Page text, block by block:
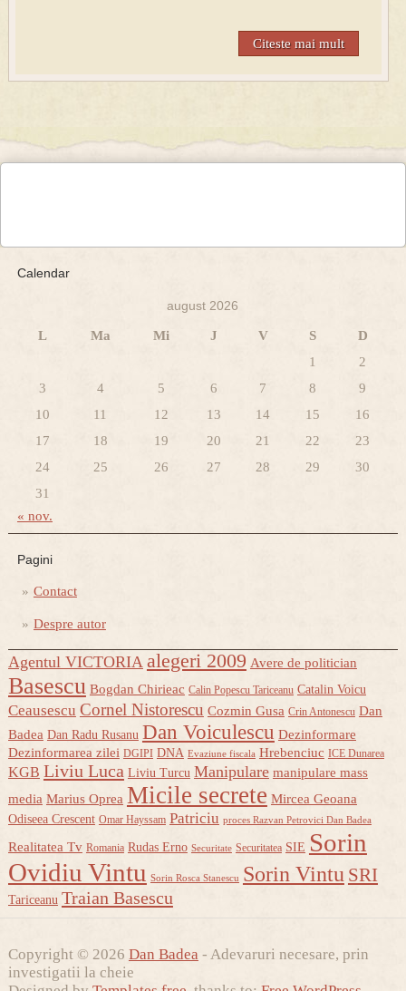
Citeste mai mult
Calendar
august 2026
L Ma Mi J V S
D
1
2
3
4 5 6 7 8
9
10
11 12 13 14 15
16
17
18 19 20 21 22
23
24
25 26 27 28 29
30
31
« nov.
Pagini
Contact
Despre autor
Agentul VICTORIA alegeri 2009 Avere de politician
Basescu Bogdan Chirieac Calin Popescu Tariceanu Catalin Voicu
Ceausescu Cornel Nistorescu Cozmin Gusa Crin Antonescu Dan
Badea Dan Radu Rusanu Dan Voiculescu Dezinformare
Dezinformarea zilei DGIPI DNA Evaziune fiscala Hrebenciuc ICE Dunarea
KGB Liviu Luca Liviu Turcu Manipulare manipulare mass
media Marius Oprea Micile secrete Mircea Geoana
Odiseea Crescent Omar Hayssam Patriciu proces Razvan Petrovici Dan Badea
Realitatea Tv Romania Rudas Erno Securitate Securitatea SIE Sorin
Ovidiu Vintu Sorin Rosca Stanescu Sorin Vintu SRI
Tariceanu Traian Basescu
Copyright © 2026 Dan Badea - Adevaruri necesare, prin
investigatii la cheie